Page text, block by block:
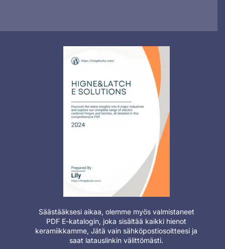
Säästääksesi aikaa, olemme myös valmistaneet
PDF E-katalogin, joka sisältää kaikki hienot
keramiikkamme, Jätä vain sähköpostiosoitteesi ja
saat latauslinkin välittömästi.